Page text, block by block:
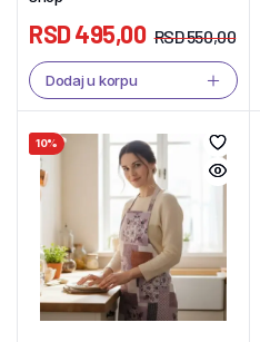
RSD550,00
RSD495,00
Dodaj u korpu
10%